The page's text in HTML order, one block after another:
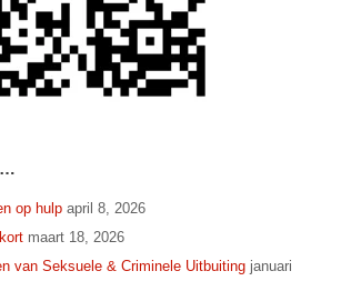
op hulp april 8, 2026
maart 18, 2026
van Seksuele & Criminele Uitbuiting januari